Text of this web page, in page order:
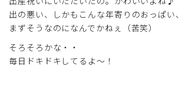
出の悪い、しかもこんな年寄りのおっぱい、
まずそうなのになんでかねぇ（苦笑）
そろそろかな・・
毎日ドキドキしてるよ～！